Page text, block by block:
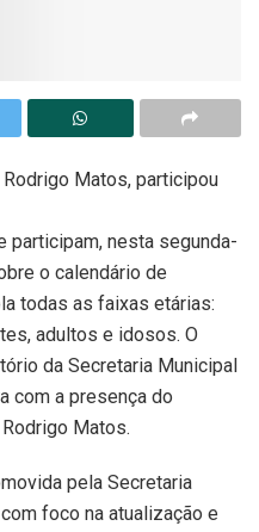
Matos, participou
participam, nesta segunda-
o calendário de
todas as faixas etárias:
adultos e idosos. O
da Secretaria Municipal
com a presença do
Matos.
pela Secretaria
foco na atualização e